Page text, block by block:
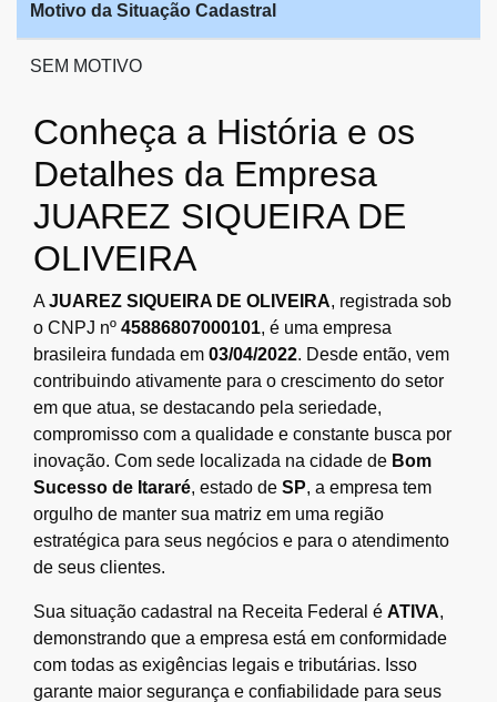
Motivo da Situação Cadastral
SEM MOTIVO
Conheça a História e os
Detalhes da Empresa
JUAREZ SIQUEIRA DE
OLIVEIRA
AJUAREZ SIQUEIRA DE OLIVEIRA, registrada sob
o CNPJ nº 45886807000101, é uma empresa
brasileira fundada em 03/04/2022. Desde então, vem
contribuindo ativamente para o crescimento do setor
em que atua, se destacando pela seriedade,
compromisso com a qualidade e constante busca por
inovação. Com sede localizada na cidade de Bom
Sucesso de Itararé, estado de SP, a empresa tem
orgulho de manter sua matriz em uma região
estratégica para seus negócios e para o atendimento
de seus clientes.
Sua situação cadastral na Receita Federal é ATIVA,
demonstrando que a empresa está em conformidade
com todas as exigências legais e tributárias. Isso
garante maior segurança e confiabilidade para seus